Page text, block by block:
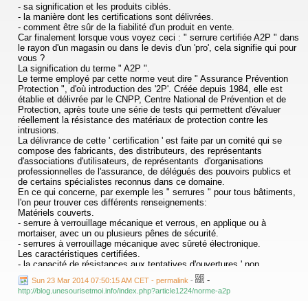
- sa signification et les produits ciblés.
- la manière dont les certifications sont délivrées.
- comment être sûr de la fiabilité d'un produit en vente.
Car finalement lorsque vous voyez ceci : " serrure certifiée A2P " dans
le rayon d'un magasin ou dans le devis d'un 'pro', cela signifie qui pour
vous ?
La signification du terme " A2P ".
Le terme employé par cette norme veut dire " Assurance Prévention
Protection ", d'où introduction des '2P'. Créée depuis 1984, elle est
établie et délivrée par le CNPP, Centre National de Prévention et de
Protection, après toute une série de tests qui permettent d'évaluer
réellement la résistance des matériaux de protection contre les
intrusions.
La délivrance de cette ' certification ' est faite par un comité qui se
compose des fabricants, des distributeurs, des représentants
d'associations d'utilisateurs, de représentants d'organisations
professionnelles de l'assurance, de délégués des pouvoirs publics et
de certains spécialistes reconnus dans ce domaine.
En ce qui concerne, par exemple les " serrures " pour tous bâtiments,
l'on peur trouver ces différents renseignements:
Matériels couverts.
- serrure à verrouillage mécanique et verrous, en applique ou à
mortaiser, avec un ou plusieurs pênes de sécurité.
- serrures à verrouillage mécanique avec sûreté électronique.
Les caractéristiques certifiées.
- la capacité de résistances aux tentatives d'ouvertures ' non
autorisées ', pendant un temps donné, ou aux attaques utilisant la
force physique et des outils.
- la capacité de la serrure à résister à des tentatives d'ouverture ' fine '.
Sun 23 Mar 2014 07:50:15 AM CET - permalink - -
http://blog.unesourisetmoi.info/index.php?article1224/norme-a2p